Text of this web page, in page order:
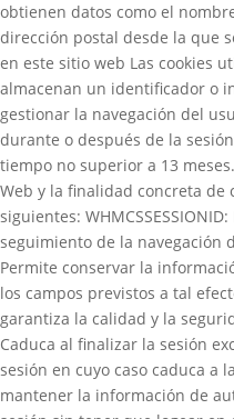
obtienen datos como el
dirección postal desde la que
en este sitio web Las cookies
almacenan un identificador o
gestionar la navegación del
durante o después de la
tiempo no superior a 13
Web y la finalidad concreta de
siguientes:
seguimiento de la navegación
Permite conservar la
los campos previstos a tal
garantiza la calidad y la
Caduca al finalizar la sesión
sesión en cuyo caso caduca a
mantener la información de